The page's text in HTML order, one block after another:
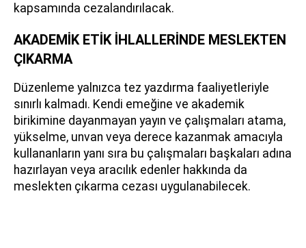
kapsamında cezalandırılacak.
AKADEMİK ETİK İHLALLERİNDE MESLEKTEN
ÇIKARMA
Düzenleme yalnızca tez yazdırma faaliyetleriyle
sınırlı kalmadı. Kendi emeğine ve akademik
birikimine dayanmayan yayın ve çalışmaları atama,
yükselme, unvan veya derece kazanmak amacıyla
kullananların yanı sıra bu çalışmaları başkaları adına
hazırlayan veya aracılık edenler hakkında da
meslekten çıkarma cezası uygulanabilecek.